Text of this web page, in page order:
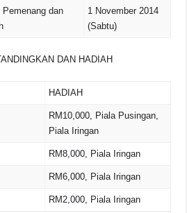
dan
1 November 2014
(Sabtu)
DAN HADIAH
HADIAH
RM10,000, Piala Pusingan,
Piala Iringan
RM8,000, Piala Iringan
RM6,000, Piala Iringan
RM2,000, Piala Iringan